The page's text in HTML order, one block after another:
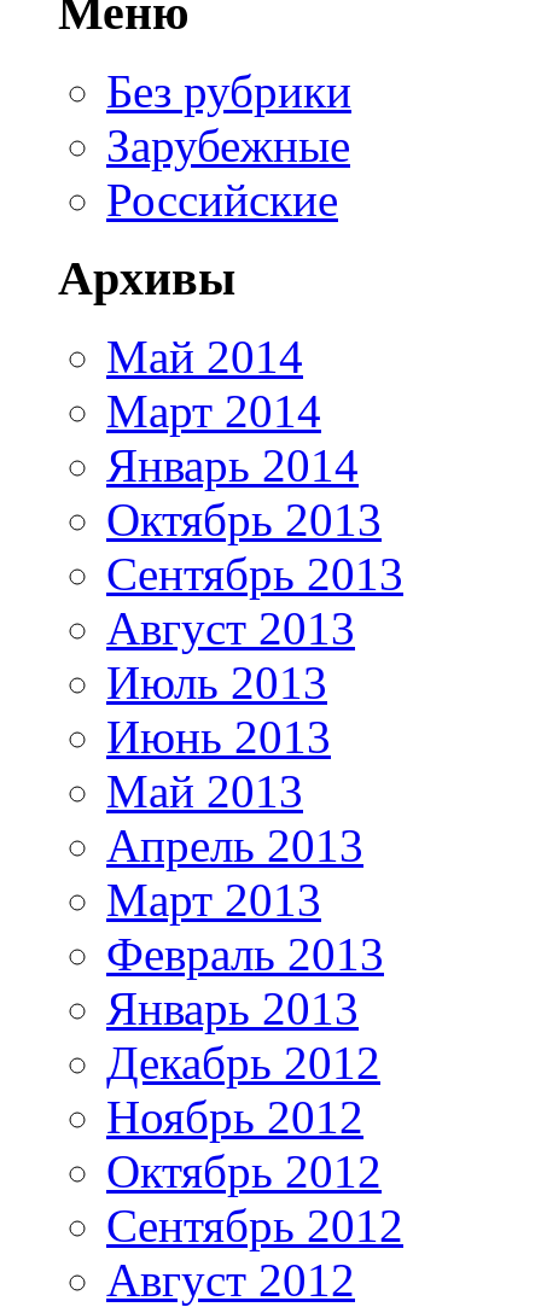
Меню
Без рубрики
Зарубежные
Российские
Архивы
Май 2014
Март 2014
Январь 2014
Октябрь 2013
Сентябрь 2013
Август 2013
Июль 2013
Июнь 2013
Май 2013
Апрель 2013
Март 2013
Февраль 2013
Январь 2013
Декабрь 2012
Ноябрь 2012
Октябрь 2012
Сентябрь 2012
Август 2012